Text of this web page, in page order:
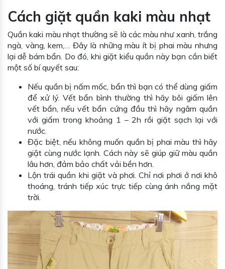
Cách giặt quần kaki màu nhạt
Quần kaki màu nhạt thường sẽ là các màu như xanh, trắng
ngà, vàng, kem,… Đây là những màu ít bị phai màu nhưng
lại dễ bám bẩn. Do đó, khi giặt kiểu quần này bạn cần biết
một số bí quyết sau:
Nếu quần bị nấm mốc, bẩn thì bạn có thể dùng giấm
để xử lý. Vết bẩn bình thường thì hãy bôi giấm lên
vết bẩn, nếu vết bẩn cứng đầu thì hãy ngâm quần
với giấm trong khoảng 1 – 2h rồi giặt sạch lại với
nước.
Đặc biệt, nếu không muốn quần bị phai màu thì hãy
giặt cùng nước lạnh. Cách này sẽ giúp giữ màu quần
lâu hơn, đảm bảo chất vải bền hơn.
Lộn trái quần khi giặt và phơi. Chỉ nơi phơi ở nơi khô
thoáng, tránh tiếp xúc trực tiếp cùng ánh nắng mặt
trời.